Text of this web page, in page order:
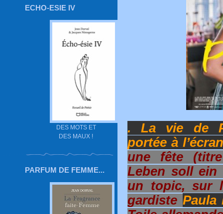
ECHO-ESIE IV
DES MOTS ET
DES MAUX !
PARFUM DE FEMME...
. La vie de
portée à
une fête
Leben soll ein
un topic, sur
gardiste Paula